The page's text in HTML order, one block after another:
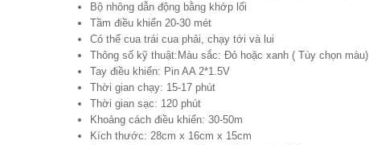
Bộ nhông dẫn động bằng khớp lối
Tầm điều khiển 20-30 mét
Có thể cua trái cua phải, chạy tới và lui
Thông số kỹ thuật:Màu sắc: Đỏ hoặc xanh ( Tùy chọn màu)
Tay điều khiển: Pin AA 2*1.5V
Thời gian chạy: 15-17 phút
Thời gian sạc: 120 phút
Khoảng cách điều khiển: 30-50m
Kích thước: 28cm x 16cm x 15cm